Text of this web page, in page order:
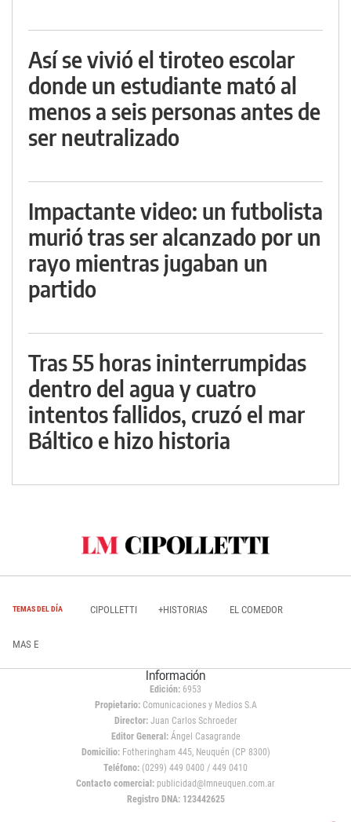
Así se vivió el tiroteo escolar
donde un estudiante mató al
menos a seis personas antes de
ser neutralizado
Impactante video: un futbolista
murió tras ser alcanzado por un
rayo mientras jugaban un
partido
Tras 55 horas ininterrumpidas
dentro del agua y cuatro
intentos fallidos, cruzó el mar
Báltico e hizo historia
TEMAS DEL DÍA CIPOLLETTI +HISTORIAS EL COMEDOR
MAS E
Información
Edición: 6953
Propietario:Comunicaciones y Medios S.A
Director: Juan Carlos Schroeder
Editor General:Ángel Casagrande
Domicilio:Fotheringham 445, Neuquén (CP 8300)
Teléfono: (0299) 449 0400 / 449 0410
Contacto comercial: publicidad@lmneuquen.com.ar
Registro DNA: 123442625